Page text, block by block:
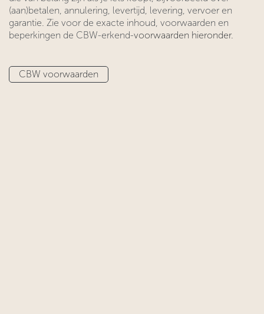
(aan)betalen, annulering, levertijd, levering, vervoer en
garantie. Zie voor ​de exacte inhoud, voorwaarden en
beperkingen de CBW-erkend-voorwaarden hieronder.
CBW voo​​​​rwaarden​​​​